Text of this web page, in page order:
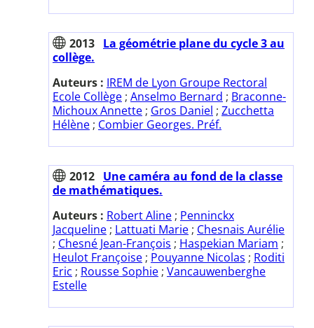
2013 La géométrie plane du cycle 3 au
collège.
Auteurs : IREM de Lyon Groupe Rectoral
Ecole Collège ; Anselmo Bernard ; Braconne-
Michoux Annette ; Gros Daniel ; Zucchetta
Hélène ; Combier Georges. Préf.
2012 Une caméra au fond de la classe
de mathématiques.
Auteurs : Robert Aline ; Penninckx
Jacqueline ; Lattuati Marie ; Chesnais Aurélie
; Chesné Jean-François ; Haspekian Mariam ;
Heulot Françoise ; Pouyanne Nicolas ; Roditi
Eric ; Rousse Sophie ; Vancauwenberghe
Estelle